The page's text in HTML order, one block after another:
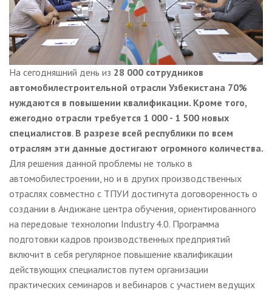
На сегодняшний день из 28 000 сотрудников
автомобилестроительной отрасли Узбекистана 70%
нуждаются в повышении квалификации. Кроме того,
ежегодно отрасли требуется 1 000 - 1 500 новых
специалистов. В разрезе всей республики по всем
отраслям эти данные достигают огромного количества.
Для решения данной проблемы не только в
автомобилестроении, но и в других производственных
отраслях совместно с ТПУИ достигнута договоренность о
создании в Андижане центра обучения, ориентированного
на передовые технологии Industry 4.0. Программа
подготовки кадров производственных предприятий
включит в себя регулярное повышение квалификации
действующих специалистов путем организации
практических семинаров и вебинаров с участием ведущих